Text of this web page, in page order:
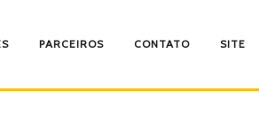
PARCEIROS CONTATO SITE